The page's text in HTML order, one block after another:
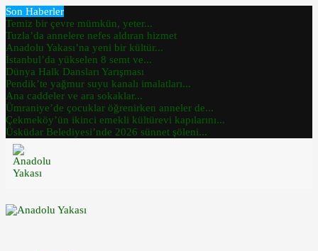
Son Haberler
Temiz bir çevre mümkün, yeter...
Tuzla’da annelere nefes aldıran hizmet
Anadolu Yakası’na yeni bir kültür...
İstanbul’da yükselen 8 semt ve...
Dünya Halk Dansları Yarışması
Pendik’te yağmur suyu kanalı imalatları...
Ana caddeler ve ara sokaklar...
Ümraniye’de çocuklar öğrenirken anneler de...
Çekmeköy’ün ikinci emekli kültürevi kapılarını...
Üsküdar Belediyesi’nde 2026 sünnet şöleni...